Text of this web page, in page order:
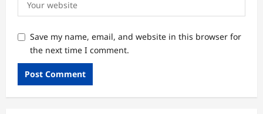
Save my name, email, and website in this browser for
the next time I comment.